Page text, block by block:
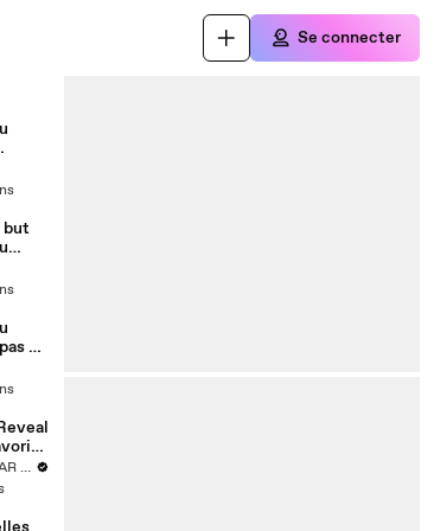
Se connecter
but
de
POPSUGAR Fashion